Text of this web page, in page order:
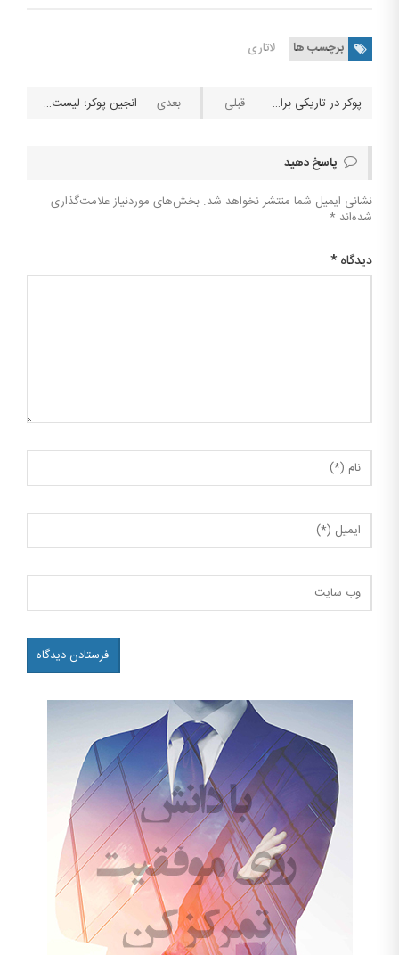
برچسب ها لاتاری
پوکر در تاریکی برای کازینوها و بازی های آنلاین انجین پوکر؛ لیست سایت ها، سرویس ها و سود ادمین ها
پاسخ دهید
نشانی ایمیل شما منتشر نخواهد شد. بخش‌های موردنیاز علامت‌گذاری
شده‌اند *
دیدگاه *